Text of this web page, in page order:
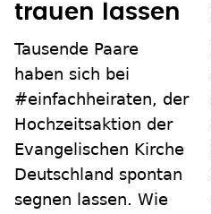
trauen lassen
Tausende Paare
haben sich bei
#einfachheiraten, der
Hochzeitsaktion der
Evangelischen Kirche
Deutschland spontan
segnen lassen. Wie